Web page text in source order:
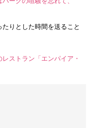
りとした時間を送ること
ストラン「エンパイア・